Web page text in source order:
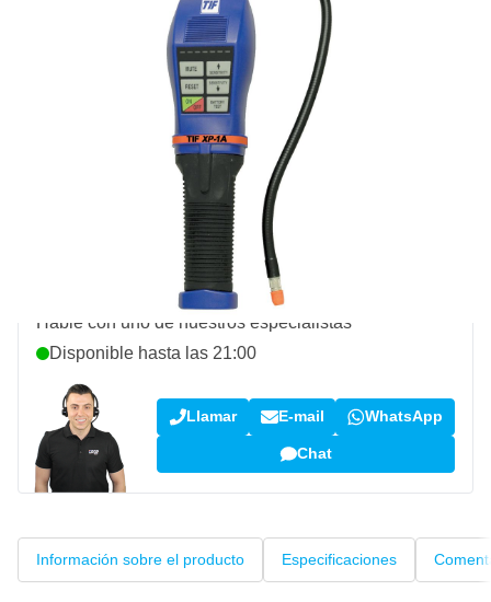
incl. IVA
Añadir al carrito
Haz tu pedido antes de las 23:59,se envía hoy
desde 150,- €
devoluciones & cambios
Opiniones de clientes:4,15/5 (792 críticas)
¿Pregunta sobre este producto?
Hable con uno de nuestros especialistas
Disponible hasta las 21:00
Llamar E-mail WhatsApp
Chat
Información sobre el producto Especificaciones